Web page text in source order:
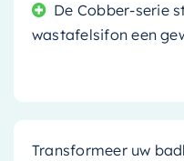
De Cobber-serie
wastafelsifon een
Transformeer uw